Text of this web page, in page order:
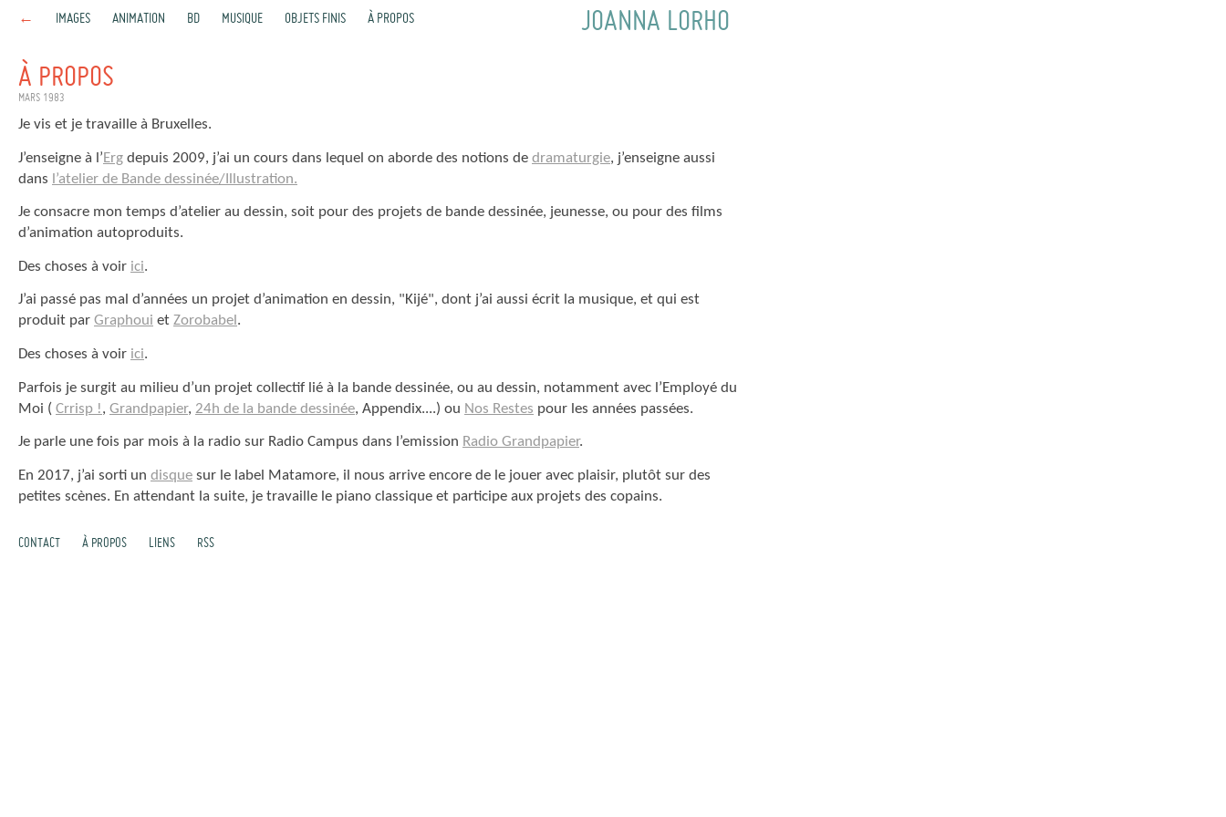
JOANNA LORHO
← IMAGES ANIMATION BD MUSIQUE OBJETS FINIS À PROPOS
À PROPOS
MARS 1983
Je vis et je travaille à Bruxelles.
J’enseigne à l’Erg depuis 2009, j’ai un cours dans lequel on aborde des notions de dramaturgie, j’enseigne aussi
dans l’atelier de Bande dessinée/Illustration.
Je consacre mon temps d’atelier au dessin, soit pour des projets de bande dessinée, jeunesse, ou pour des films
d’animation autoproduits.
Des choses à voir ici.
J’ai passé pas mal d’années un projet d’animation en dessin, "Kijé", dont j’ai aussi écrit la musique, et qui est
produit par Graphoui et Zorobabel .
Des choses à voir ici.
Parfois je surgit au milieu d’un projet collectif lié à la bande dessinée, ou au dessin, notamment avec l’Employé du
Moi ( Crrisp !, Grandpapier, 24h de la bande dessinée, Appendix....) ou Nos Restes pour les années passées.
Je parle une fois par mois à la radio sur Radio Campus dans l’emission Radio Grandpapier.
En 2017, j’ai sorti un disque sur le label Matamore, il nous arrive encore de le jouer avec plaisir, plutôt sur des
petites scènes. En attendant la suite, je travaille le piano classique et participe aux projets des copains.
CONTACT À PROPOS LIENS RSS